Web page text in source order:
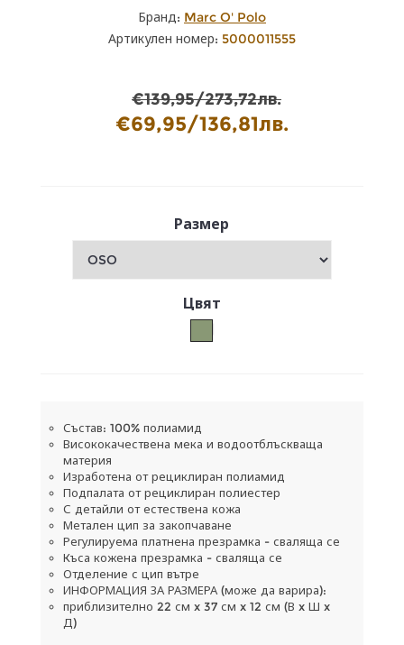
Бранд: Marc O' Polo
Артикулен номер: 5000011555
€139,95/273,72лв.
€69,95/136,81лв.
Размер
Цвят
Състав: 100% полиамид
Висококачествена мека и водоотблъскваща
материя
Изработена от рециклиран полиамид
Подпалата от рециклиран полиестер
С детайли от естествена кожа
Метален цип за закопчаване
Регулируема платнена презрамка - сваляща се
Къса кожена презрамка - сваляща се
Отделение с цип вътре
ИНФОРМАЦИЯ ЗА РАЗМЕРА (може да варира):
приблизително 22 см x 37 см x 12 см (В x Ш x
Д)